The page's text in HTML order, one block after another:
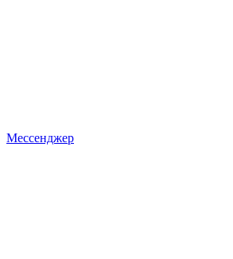
Мессенджер